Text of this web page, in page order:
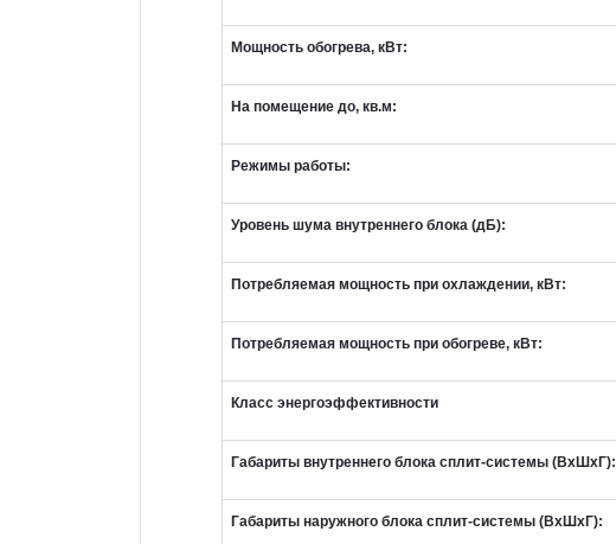
Мощность обогрева, кВт:
На помещение до, кв.м:
Режимы работы:
Уровень шума внутреннего блока (дБ):
Потребляемая мощность при охлаждении, кВт:
Потребляемая мощность при обогреве, кВт:
Класс энергоэффективности
Габариты внутреннего блока сплит-системы (ВxШxГ):
Габариты наружного блока сплит-системы (ВxШxГ):